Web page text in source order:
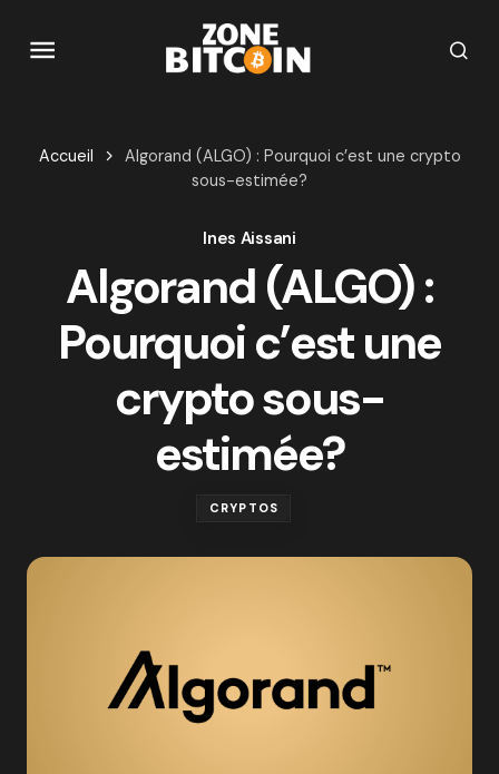
Accueil
Algorand (ALGO) : Pourquoi c’est une crypto
sous-estimée?
Ines Aissani
Algorand (ALGO) :
Pourquoi c’est une
crypto sous-
estimée?
CRYPTOS